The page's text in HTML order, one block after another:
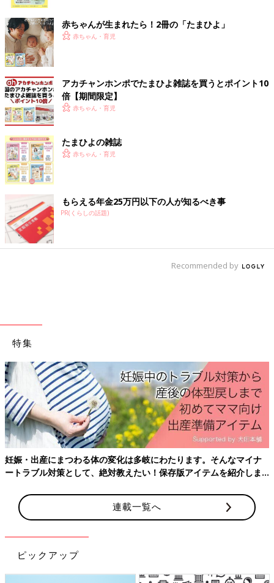
出典：Instagramアカウント「honne.review」
syojikimonoさんがニトリで購入したのは、ほうき&ちりとりで
す。マンションやアパート住まいだと、朝早くや夜遅くの掃除機
がけは躊躇してしまいますよね。しっかりと自立するうえ、スマ
ートに収納もできるようです。ちょっとしたホコリやゴミならほ
うきで充分なので、いつでもサッとお掃除できちゃいますね。
シートも一緒に収納！伸縮フローリングワイパー&
スタンド
まゆちぃさんがおすすめするのは、ニトリの「伸縮フローリング
ワイパー」「フローリングワイパースタンド」。壁に立て掛ける
しかなかったフローリングワイパーも、このスタンドにセットす
599円、スタンドは799円商品のようです。
赤ちゃんが生まれたら！2冊の「たまひよ」
赤ちゃん・育児
アカチャンホンポでたまひよ雑誌を買うとポイント10
倍【期間限定】
赤ちゃん・育児
たまひよの雑誌
赤ちゃん・育児
もらえる年金25万円以下の人が知るべき事
PR(くらしの話題)
Recommended by
特集
妊娠・出産にまつわる体の変化は多岐にわたります。そんなマイナ
ートラブル対策として、絶対教えたい！保存版アイテムを紹介しま
連載一覧へ
ピックアップ